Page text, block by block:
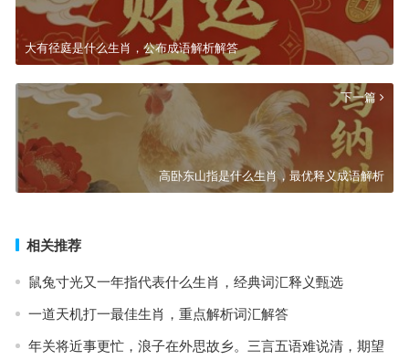
大有径庭是什么生肖，公布成语解析解答
下一篇
高卧东山指是什么生肖，最优释义成语解析
相关推荐
鼠兔寸光又一年指代表什么生肖，经典词汇释义甄选
一道天机打一最佳生肖，重点解析词汇解答
年关将近事更忙，浪子在外思故乡。三言五语难说清，期望